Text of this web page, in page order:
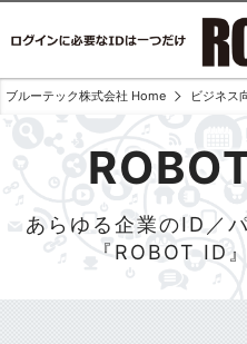
ブルーテック株式会社 Home ビジネス
あらゆる企業のID／
『ROBOT ID